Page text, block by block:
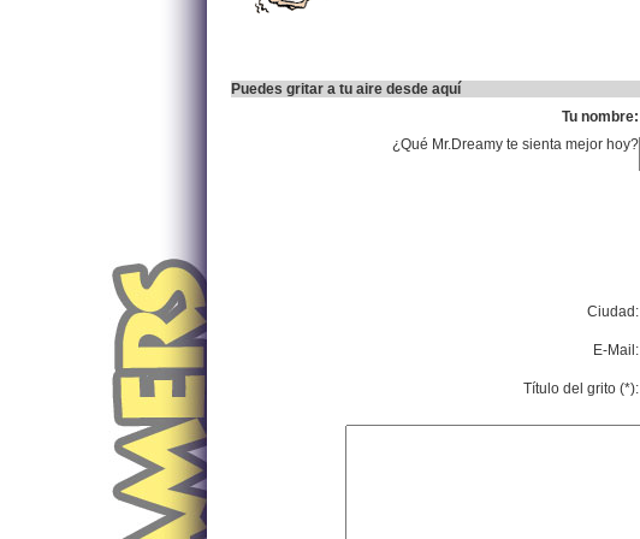
Puedes gritar a tu aire desde aquí
Tu nombre:
¿Qué Mr.Dreamy te sienta mejor hoy?
Ciudad:
E-Mail:
Título del grito (*):